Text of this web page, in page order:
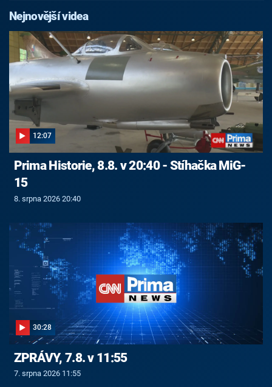
Nejnovější videa
12:07
Prima Historie, 8.8. v 20:40 - Stíhačka MiG-
15
8. srpna 2026 20:40
30:28
ZPRÁVY, 7.8. v 11:55
7. srpna 2026 11:55